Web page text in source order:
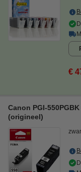
€
Canon PGI-
(origineel)